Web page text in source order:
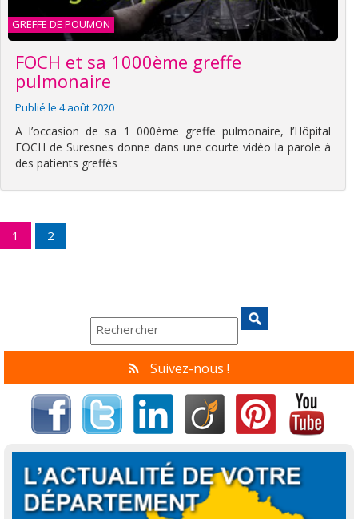
GREFFE DE POUMON
FOCH et sa 1000ème greffe
pulmonaire
Publié le 4 août 2020
A l’occasion de sa 1 000ème greffe pulmonaire, l’Hôpital
FOCH de Suresnes donne dans une courte vidéo la parole à
des patients greffés
1 2
Suivez-nous !